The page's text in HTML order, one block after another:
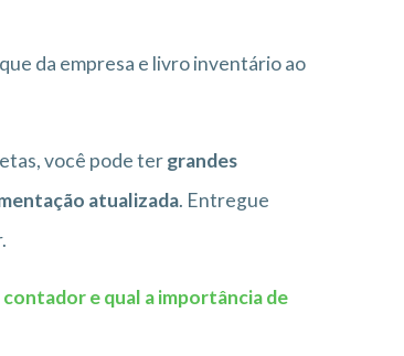
da empresa e livro inventário ao
você pode tergrandes
atualizada. Entregue
e qual a importância de